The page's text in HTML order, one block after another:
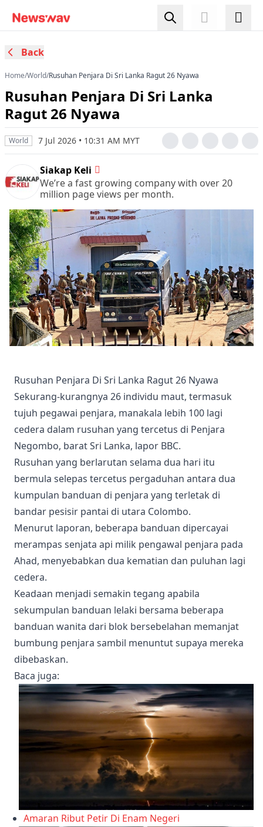
Back
Home/World/Rusuhan Penjara Di Sri Lanka Ragut 26 Nyawa
Rusuhan Penjara Di Sri Lanka
Ragut 26 Nyawa
World 7 Jul 2026 • 10:31 AM MYT
Siakap Keli
We’re a fast growing company with over 20
million page views per month.
Rusuhan Penjara Di Sri Lanka Ragut 26 Nyawa
Sekurang-kurangnya 26 individu maut, termasuk
tujuh pegawai penjara, manakala lebih 100 lagi
cedera dalam rusuhan yang tercetus di Penjara
Negombo, barat Sri Lanka, lapor BBC.
Rusuhan yang berlarutan selama dua hari itu
bermula selepas tercetus pergaduhan antara dua
kumpulan banduan di penjara yang terletak di
bandar pesisir pantai di utara Colombo.
Menurut laporan, beberapa banduan dipercayai
merampas senjata api milik pengawal penjara pada
Ahad, menyebabkan dua kematian dan puluhan lagi
cedera.
Keadaan menjadi semakin tegang apabila
sekumpulan banduan lelaki bersama beberapa
banduan wanita dari blok bersebelahan memanjat
bumbung penjara sambil menuntut supaya mereka
dibebaskan.
Baca juga:
Amaran Ribut Petir Di Enam Negeri